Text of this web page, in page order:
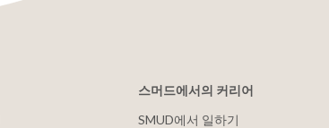
스머드에서의 커리어
SMUD에서 일하기